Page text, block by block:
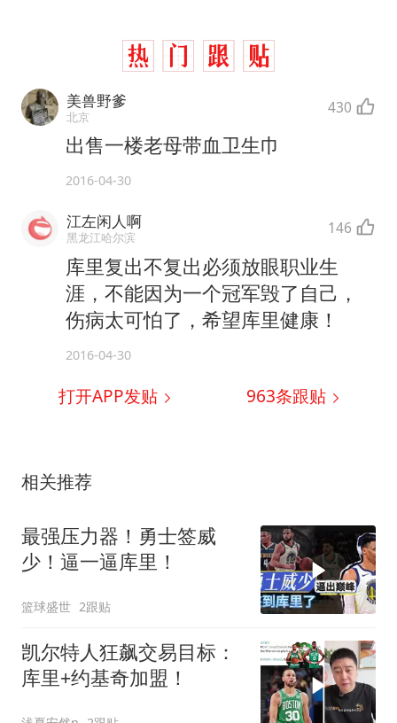
美兽野爹
北京 430
出售一楼老母带血卫生巾
2016-04-30
江左闲人啊
黑龙江哈尔滨 146
库里复出不复出必须放眼职业生
涯，不能因为一个冠军毁了自己，
伤病太可怕了，希望库里健康！
2016-04-30
打开APP发贴 963条跟贴
相关推荐
最强压力器！勇士签威
少！逼一逼库里！
篮球盛世 2跟贴
凯尔特人狂飙交易目标：
库里+约基奇加盟！